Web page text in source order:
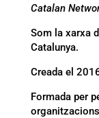
Catalan
Som la xarxa
Catalunya.
Creada el
Formada per